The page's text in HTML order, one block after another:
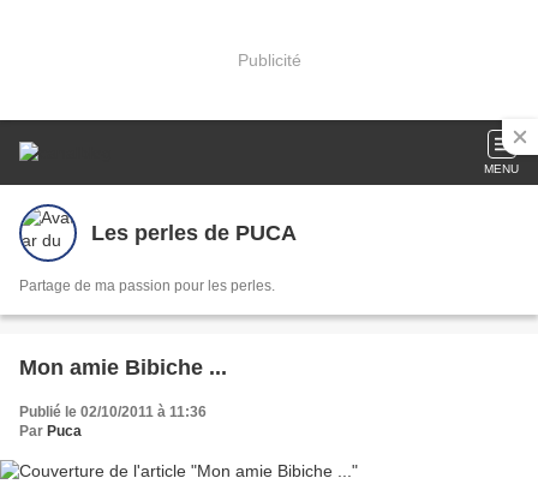
Publicité
MENU
Les perles de PUCA
Partage de ma passion pour les perles.
Mon amie Bibiche ...
Publié le 02/10/2011 à 11:36
Par Puca